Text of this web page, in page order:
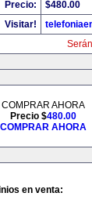
Precio:
$480.00
Visitar!
COMPRAR AHORA
Precio $480.00
COMPRAR AHORA
en venta: